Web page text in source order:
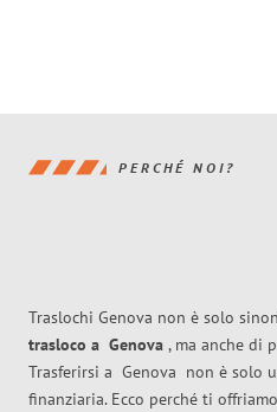
PERCHÉ NOI?
Traslochi Genova non è solo
trasloco a Genova , ma anche di
Trasferirsi a Genova non è solo
finanziaria. Ecco perché ti offriamo